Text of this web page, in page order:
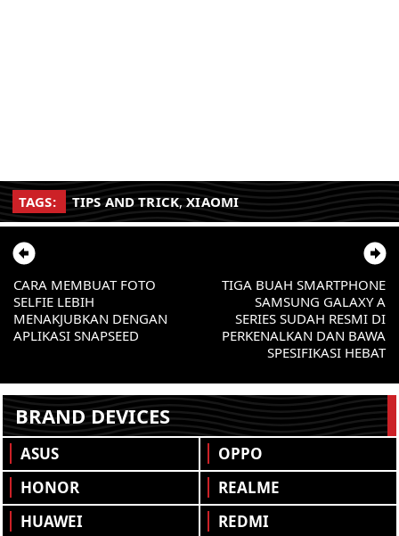
TAGS: TIPS AND TRICK,XIAOMI
TIGA BUAH SMARTPHONE
SAMSUNG GALAXY A
SERIES SUDAH RESMI DI
PERKENALKAN DAN BAWA
SPESIFIKASI HEBAT
CARA MEMBUAT FOTO
SELFIE LEBIH
MENAKJUBKAN DENGAN
APLIKASI SNAPSEED
BRAND DEVICES
ASUS
HONOR
HUAWEI
OPPO
REALME
REDMI